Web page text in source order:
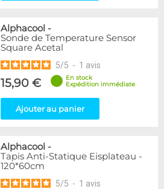
Alphacool -
Sonde de Temperature Sensor
Square Acetal
5/5 - 1 avis
15,90 €
En stock
Expédition immédiate
Ajouter au panier
Alphacool -
Tapis Anti-Statique Eisplateau -
120*60cm
5/5 - 1 avis